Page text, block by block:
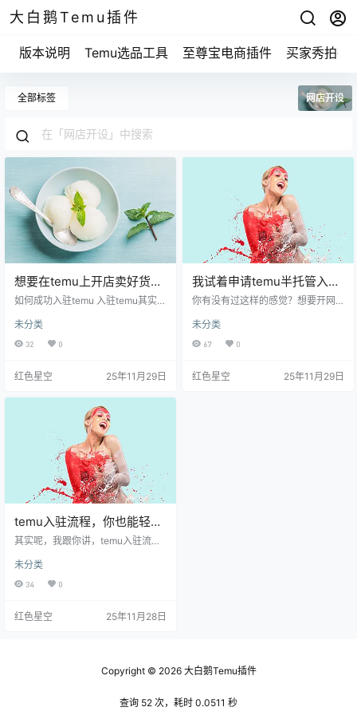
大白鹅Temu插件
版本说明 Temu选品工具 至尊宝电商插件 买家秀拍摄
全部标签 网店开设
想要在temu上开店卖好货的
个人卖家们，看过来！
如何成功入驻temu 入驻temu其实就
那我填完表之后就能开店了吗？不
是的，虽然流程简单，但有些细节
一下，你到一个超市，结果货架上
要遵循。比如，你的店铺商品必须
是全新的，不允许翻新或二手货。
如果你连这些基本的要求都没搞清
楚，卖出去的商品可能…
未分类
32 0
红色星空 25年11月29日
我试着申请temu半托管入
驻，结果竟然收获了这些惊
你有没有过这样的感觉？想要开网
也是这样的，看到temu上那么多商
家火得不得了，心里痒痒的，想着
惊喜秘诀！今天就跟你聊聊这段经
未分类
67 0
红色星空 25年11月29日
temu入驻流程，你也能轻松
上手，快来看看吧！
其实呢，我跟你讲，temu入驻流程
你只需要了解几个关键步骤，信
我，这绝对是值得花时间去弄清楚
的。懒得看一大堆规则？没问题，
工作 准备工作就是为后续的入驻打
过程其实挺简单，像你在其他购物
网站注册一样填一下信息，记得用
未分类
34 0
红色星空 25年11月28日
Copyright © 2026大白鹅Temu插件
查询 52 次，耗时 0.0511 秒